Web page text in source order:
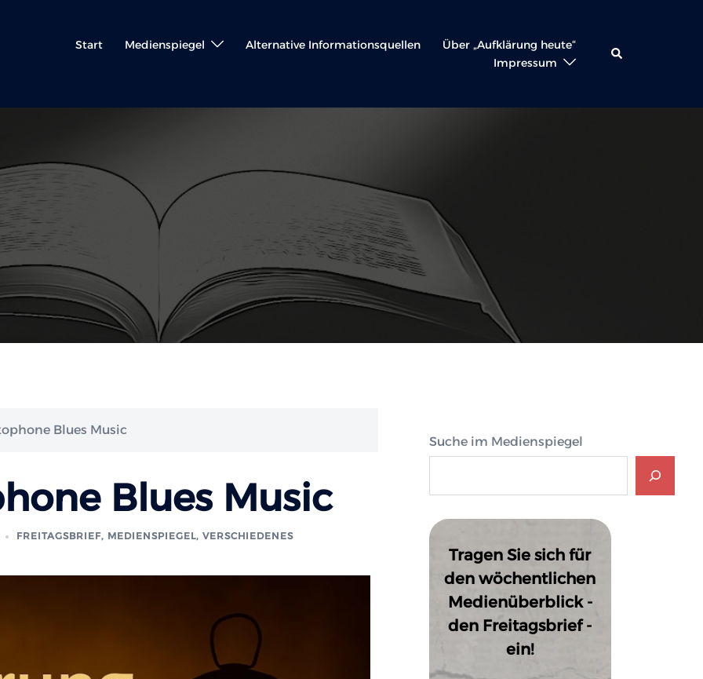
Start Medienspiegel Alternative Informationsquellen
Über „Aufklärung heute“
Impressum
Suche
Blues Music
Blues Music
FREITAGSBRIEF, MEDIENSPIEGEL, VERSCHIEDENES
Suche im Medienspiegel
Tragen Sie sich für
den wöchentlichen
Medienüberblick -
den Freitagsbrief -
ein!